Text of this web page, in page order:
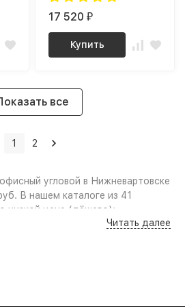
17 520₽
Купить
все
1 2
угловой в Нижневартовске
В нашем каталоге из 41
низкой цене (дёшево):
поиск по параметрам,
Читать далее